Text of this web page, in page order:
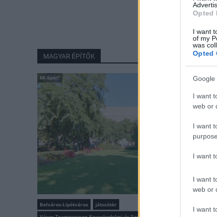
Opted
I want
of my
was
Opted
Google
I want
web or
I want
I want
I want
web or
I want
MAGYAR ÉPÍTŐK
Mi épül?
Belváros-Lipótváros
játszótér